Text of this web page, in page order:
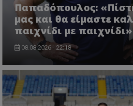
Παπαδόπουλος:
μας και θα είμαστε
παιχνίδι με παιχνίδι»
08.08.2026 - 22:18